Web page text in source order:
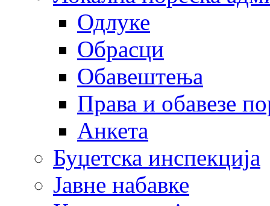
Одлуке
Обрасци
Обавештења
Права и обавезе
Анкета
Буџетска инспекција
Јавне набавке